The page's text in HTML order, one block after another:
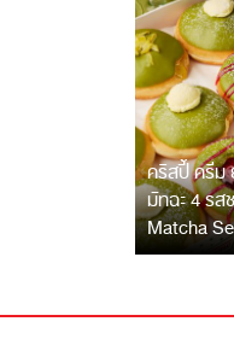
คริสปี้ ครีม
มัทฉะ 4 รส
Matcha